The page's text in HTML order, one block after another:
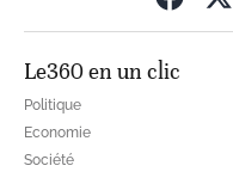
Le360 en un clic
Politique
Economie
Société